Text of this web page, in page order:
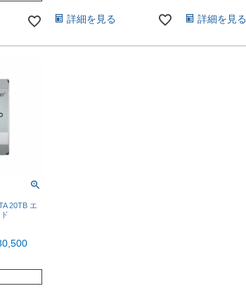
詳細を見る 詳細を見る
20TB エ